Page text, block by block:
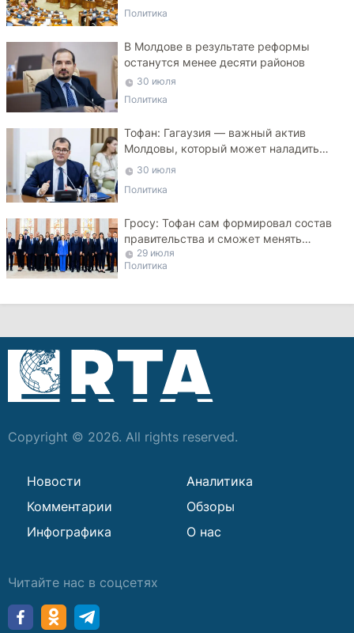
Политика
В Молдове в результате реформы
останутся менее десяти районов
30 июля
Политика
Тофан: Гагаузия — важный актив
Молдовы, который может наладить
мосты с Турцией
30 июля
Политика
Гросу: Тофан сам формировал состав
правительства и сможет менять
министров
29 июля
Политика
Copyright © 2026. All rights reserved.
Новости
Аналитика
Комментарии
Обзоры
Инфографика
О нас
Читайте нас в соцсетях